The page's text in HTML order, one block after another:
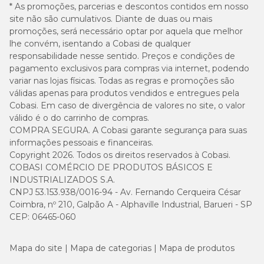
18 kg
205g ou 2 + 1/2
xícaras
23 kg
245g ou 3
27 kg
285g ou 3 + 1/2
32 kg
xícaras
36 kg
xícaras
* As promoções, parcerias e descontos contidos em nosso
site não são cumulativos. Diante de duas ou mais
promoções, será necessário optar por aquela que melhor
lhe convém, isentando a Cobasi de qualquer
responsabilidade nesse sentido. Preços e condições de
pagamento exclusivos para compras via internet, podendo
variar nas lojas físicas. Todas as regras e promoções são
válidas apenas para produtos vendidos e entregues pela
Cobasi. Em caso de divergência de valores no site, o valor
válido é o do carrinho de compras.
COMPRA SEGURA. A Cobasi garante segurança para suas
informações pessoais e financeiras.
Copyright 2026. Todos os direitos reservados à Cobasi.
COBASI COMÉRCIO DE PRODUTOS BÁSICOS E
INDUSTRIALIZADOS S.A.
CNPJ 53.153.938/0016-94 - Av. Fernando Cerqueira César
Coimbra, nº 210, Galpão A - Alphaville Industrial, Barueri - SP
CEP: 06465-060
Mapa do site Mapa de categorias Mapa de produtos